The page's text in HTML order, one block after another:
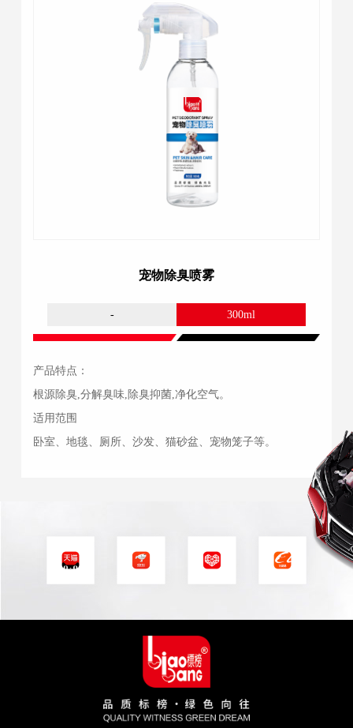
宠物除臭喷雾
- 300ml
产品特点：
根源除臭,分解臭味,除臭抑菌,净化空气。
适用范围
卧室、地毯、厕所、沙发、猫砂盆、宠物笼子等。